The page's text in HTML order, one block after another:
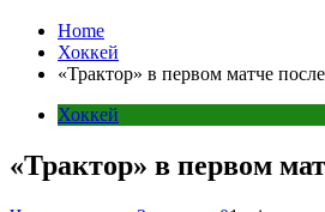
Home
Хоккей
«Трактор» в первом матче
Хоккей
«Трактор» в первом